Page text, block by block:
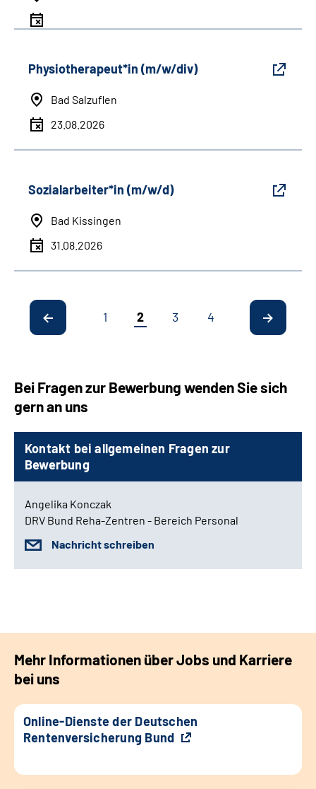
Physiotherapeut*in (m/w/div)
Bad Salzuflen
23.08.2026
Sozialarbeiter*in (m/w/d)
Bad Kissingen
31.08.2026
1 2 3 4
Bei Fragen zur Bewerbung wenden Sie sich
gern an uns
Kontakt bei allgemeinen Fragen zur
Bewerbung
Angelika Konczak
DRV Bund Reha-Zentren - Bereich Personal
Nachricht schreiben
Mehr Informationen über Jobs und Karriere
bei uns
Online-Dienste der Deutschen
Rentenversicherung Bund